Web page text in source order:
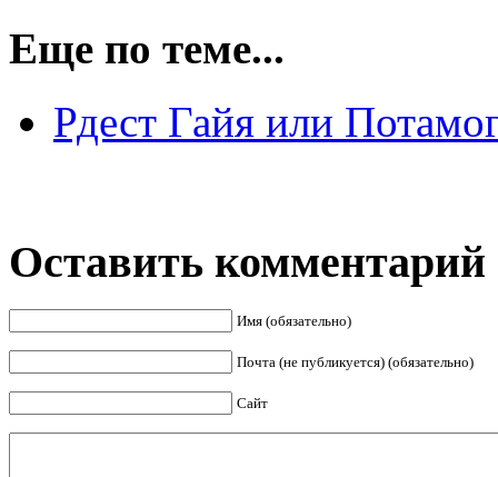
Еще по теме...
Рдест Гайя или
Оставить комментарий
Имя (обязательно)
Почта (не публикуется) (обязательно)
Сайт